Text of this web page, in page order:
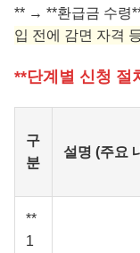
** → **환급금 수령
입 전에 감면 자격
**단계별 신청 절
구
분
설명 (주요
**
1